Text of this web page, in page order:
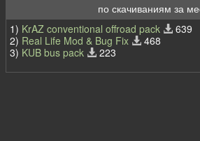
по скачиваниям за
1) KrAZ conventional offroad pack
639
2) Real Life Mod & Bug Fix
468
3) KUB bus pack 223